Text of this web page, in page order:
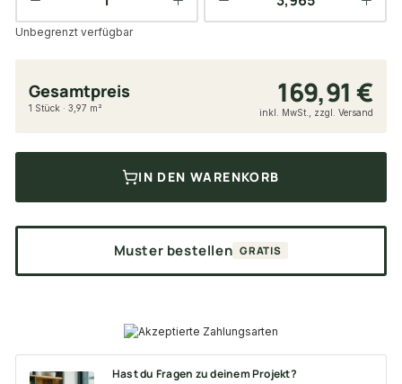
Unbegrenzt verfügbar
Gesamtpreis 169,91 €
1 Stück · 3,97 m² inkl. MwSt., zzgl. Versand
IN DEN WARENKORB
Muster bestellen GRATIS
Hast du Fragen zu deinem Projekt?